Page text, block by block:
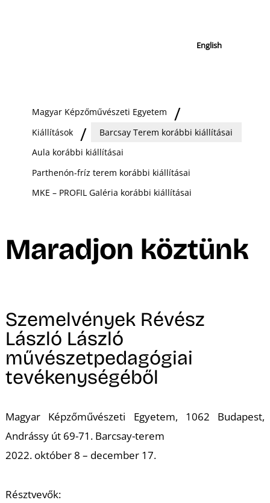
English
Magyar Képzőművészeti Egyetem
Kiállítások
Barcsay Terem korábbi kiállításai
Aula korábbi kiállításai
Parthenón-fríz terem korábbi kiállításai
MKE – PROFIL Galéria korábbi kiállításai
Maradjon köztünk
Szemelvények Révész
László László
művészetpedagógiai
tevékenységéből
Magyar Képzőművészeti Egyetem, 1062 Budapest,
Andrássy út 69-71. Barcsay-terem
2022. október 8 – december 17.
Résztvevők: